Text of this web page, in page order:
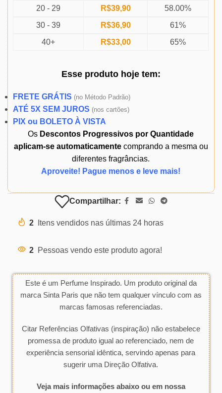
20 - 29
R$39,90
58.00%
30 - 39
R$36,90
61%
40+
R$33,00 65%
Esse produto hojetem:
FRETE GRÁTIS (no Método Padrão)
ATÉ 5X SEM JUROS (nos cartões)
PIX ou BOLETO À VISTA
Os Descontos Progressivos por Quantidade
aplicam-se automaticamentecomprando a mesma ou
diferentes fragrâncias.
Aproveite! Pague menos e leve mais!
Compartilhar:
2 Itens vendidos nas últimas 24 horas
2 Pessoas vendo este produto agora!
Este é um Perfume Inspirado. Um produto original da
marca Sinta Paris que não tem qualquer vínculo com as
marcas famosas referenciadas.
Citar Referências Olfativas (inspiração) não estabelece
promessa de produto igual ao referenciado, nem de
experiência sensorial idêntica, servindo apenas para
sugerir uma Direção Olfativa.
Veja mais informações abaixo ou em nossa